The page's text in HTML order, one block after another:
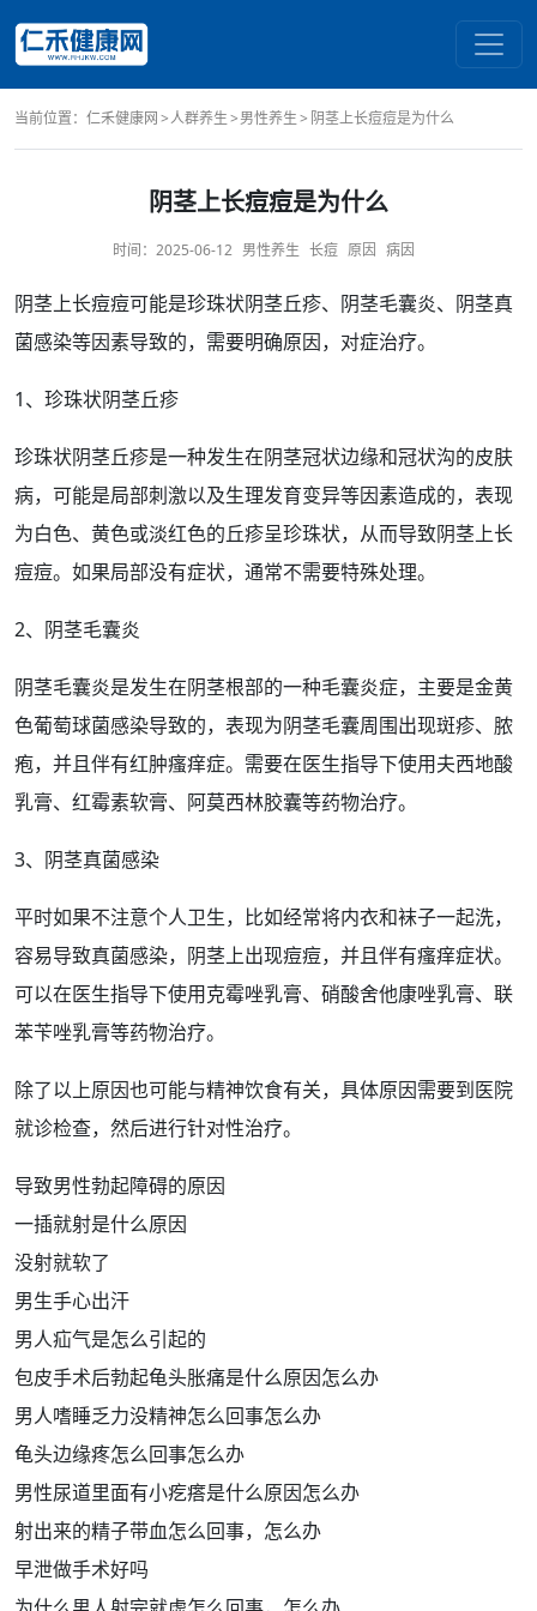
当前位置： 仁禾健康网 人群养生 男性养生 阴茎上长痘痘是为什么
阴茎上长痘痘是为什么
时间： 2025-06-12 男性养生 长痘 原因 病因
阴茎上长痘痘可能是珍珠状阴茎丘疹、 阴茎毛囊炎、阴茎真
菌感染等因素导致的，需要明确原因，对症治疗。
1、珍珠状阴茎丘疹
珍珠状阴茎丘疹是一种发生在阴茎冠状边缘和冠状沟的皮肤
病，可能是局部刺激以及生理发育变异等因素造成的， 表现
为白色、 黄色或淡红色的丘疹呈珍珠状，从而导致阴茎上长
痘痘。如果局部没有症状，通常不需要特殊处理。
2、阴茎毛囊炎
阴茎毛囊炎是发生在阴茎根部的一种毛囊炎症，主要是金黄
色葡萄球菌感染导致的，表现为阴茎毛囊周围出现斑疹、脓
疱，并且伴有红肿瘙痒症。需要在医生指导下使用夫西地酸
乳膏、 红霉素软膏、阿莫西林胶囊等药物治疗。
3、阴茎真菌感染
平时如果不注意个人卫生，比如经常将内衣和袜子一起洗，
容易导致真菌感染，阴茎上出现痘痘，并且伴有瘙痒症状。
可以在医生指导下使用克霉唑乳膏、硝酸舍他康唑乳膏、联
苯苄唑乳膏等药物治疗。
除了以上原因也可能与精神饮食有关，具体原因需要到医院
就诊检查，然后进行针对性治疗。
导致男性勃起障碍的原因
一插就射是什么原因
没射就软了
男生手心出汗
男人疝气是怎么引起的
包皮手术后勃起龟头胀痛是什么原因怎么办
男人嗜睡乏力没精神怎么回事怎么办
龟头边缘疼怎么回事怎么办
男性尿道里面有小疙瘩是什么原因怎么办
射出来的精子带血怎么回事，怎么办
早泄做手术好吗